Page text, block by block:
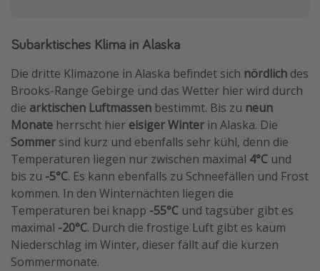
Subarktisches Klima in Alaska
Die dritte Klimazone in Alaska befindet sich nördlich des
Brooks-Range Gebirge und das Wetter hier wird durch
die arktischen Luftmassen bestimmt. Bis zu neun
Monate herrscht hier eisiger Winter in Alaska. Die
Sommer sind kurz und ebenfalls sehr kühl, denn die
Temperaturen liegen nur zwischen maximal 4°C und
bis zu -5°C. Es kann ebenfalls zu Schneefällen und Frost
kommen. In den Winternächten liegen die
Temperaturen bei knapp -55°C und tagsüber gibt es
maximal -20°C. Durch die frostige Luft gibt es kaum
Niederschlag im Winter, dieser fällt auf die kurzen
Sommermonate.